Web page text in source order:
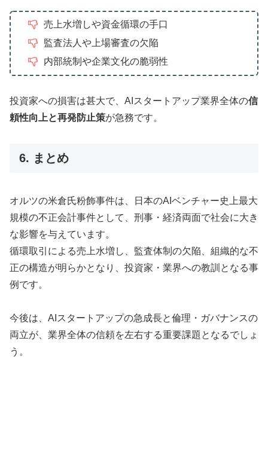
売上水増しや資金循環の手口
監査法人や上場審査の欠陥
内部統制や企業文化の脆弱性
投資家への損害は甚大で、AIスタートアップ業界全体の信
頼性向上と再発防止策が急務です。
6. まとめ
オルツの米倉氏粉飾事件は、日本のAIベンチャー史上最大
規模の不正会計事件として、刑事・経済両面で社会に大き
な影響を与えています。
循環取引による売上水増し、監査体制の欠陥、組織的な不
正の構造が明らかとなり、投資家・業界への教訓となる事
例です。
今後は、AIスタートアップの急成長と倫理・ガバナンスの
両立が、業界全体の信頼を左右する重要課題となるでしょ
う。